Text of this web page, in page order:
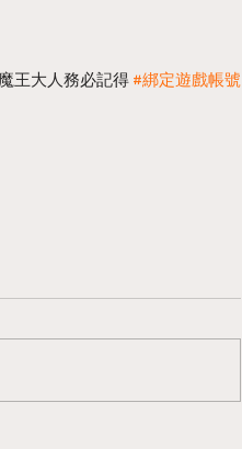
魔王大人務必記得 #綁定遊戲帳號